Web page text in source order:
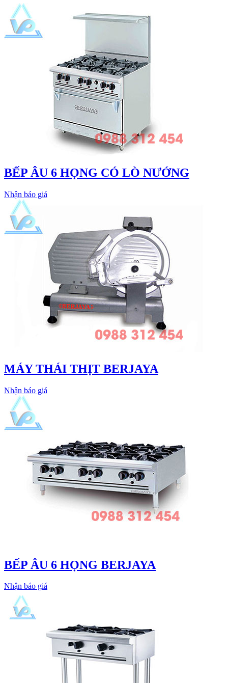
BẾP ÂU 6 HỌNG CÓ LÒ NƯỚNG
Nhận báo giá
MÁY THÁI THỊT BERJAYA
Nhận báo giá
BẾP ÂU 6 HỌNG BERJAYA
Nhận báo giá